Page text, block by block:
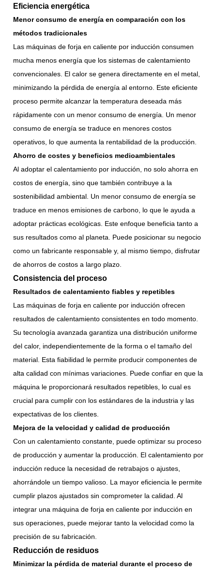
Eficiencia energética
Menor consumo de energía en comparación con los
métodos tradicionales
Las máquinas de forja en caliente por inducción consumen
mucha menos energía que los sistemas de calentamiento
convencionales. El calor se genera directamente en el metal,
minimizando la pérdida de energía al entorno. Este eficiente
proceso permite alcanzar la temperatura deseada más
rápidamente con un menor consumo de energía. Un menor
consumo de energía se traduce en menores costos
operativos, lo que aumenta la rentabilidad de la producción.
Ahorro de costes y beneficios medioambientales
Al adoptar el calentamiento por inducción, no solo ahorra en
costos de energía, sino que también contribuye a la
sostenibilidad ambiental. Un menor consumo de energía se
traduce en menos emisiones de carbono, lo que le ayuda a
adoptar prácticas ecológicas. Este enfoque beneficia tanto a
sus resultados como al planeta. Puede posicionar su negocio
como un fabricante responsable y, al mismo tiempo, disfrutar
de ahorros de costos a largo plazo.
Consistencia del proceso
Resultados de calentamiento fiables y repetibles
Las máquinas de forja en caliente por inducción ofrecen
resultados de calentamiento consistentes en todo momento.
Su tecnología avanzada garantiza una distribución uniforme
del calor, independientemente de la forma o el tamaño del
material. Esta fiabilidad le permite producir componentes de
alta calidad con mínimas variaciones. Puede confiar en que la
máquina le proporcionará resultados repetibles, lo cual es
crucial para cumplir con los estándares de la industria y las
expectativas de los clientes.
Mejora de la velocidad y calidad de producción
Con un calentamiento constante, puede optimizar su proceso
de producción y aumentar la producción. El calentamiento por
inducción reduce la necesidad de retrabajos o ajustes,
ahorrándole un tiempo valioso. La mayor eficiencia le permite
cumplir plazos ajustados sin comprometer la calidad. Al
integrar una máquina de forja en caliente por inducción en
sus operaciones, puede mejorar tanto la velocidad como la
precisión de su fabricación.
Reducción de residuos
Minimizar la pérdida de material durante el proceso de